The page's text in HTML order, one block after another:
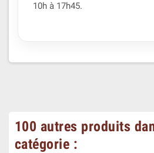
10h à 17h45.
100 autres produits
catégorie :